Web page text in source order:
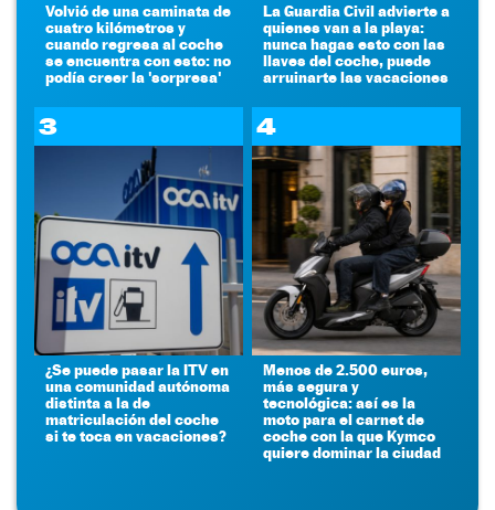
Volvió de una caminata de
cuatro kilómetros y
cuando regresa al coche
se encuentra con esto: no
podía creer la 'sorpresa'
La Guardia Civil advierte a
quienes van a la playa:
nunca hagas esto con las
llaves del coche, puede
arruinarte las vacaciones
3
¿Se puede pasar la ITV en
una comunidad autónoma
distinta a la de
matriculación del coche
si te toca en vacaciones?
4
Menos de 2.500 euros,
más segura y
tecnológica: así es la
moto para el carnet de
coche con la que Kymco
quiere dominar la ciudad